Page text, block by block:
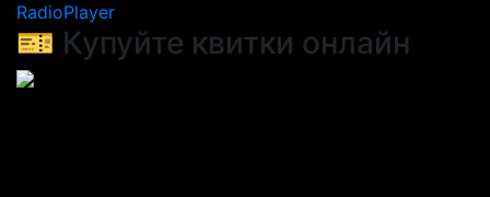
RadioPlayer
🎫 Купуйте квитки онлайн